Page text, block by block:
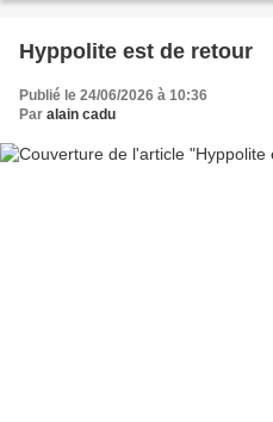
Hyppolite est de retour
Publié le 24/06/2026 à 10:36
Par alain cadu